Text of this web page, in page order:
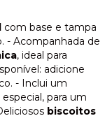
com base e tampa
- Acompanhada de
, ideal para
adicione
- Inclui um
para um
biscoitos